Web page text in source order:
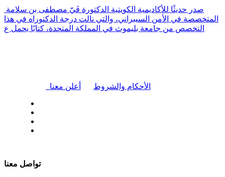
المتخصصة في الأمن السيبراني، والتي نالت درجة الدكتوراه في هذا
التخصص من جامعة بليموث في المملكة المتحدة، كتابًا يحمل ع
أعلن معنا الأحكام والشروط
تواصل معنا